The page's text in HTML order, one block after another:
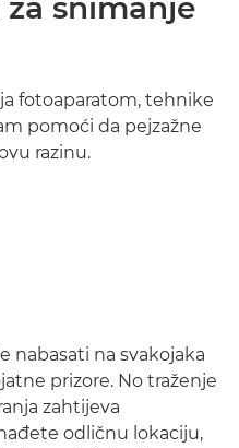
snimanje
fotoaparatom, tehnike
pomoći da pejzažne
razinu.
nabasati na svakojaka
prizore. No traženje
zahtijeva
odličnu lokaciju,